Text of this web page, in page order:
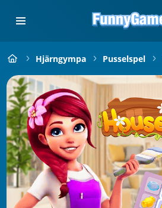
Hjärngympa Pusselspel